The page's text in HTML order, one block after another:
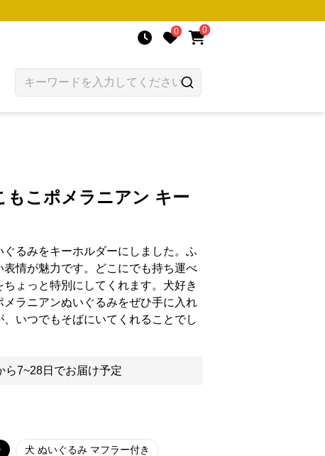
0 0
もこポメラニアン キー
るみをキーホルダーにしました。ふ
情が魅力です。どこにでも持ち運べ
ょっと特別にしてくれます。犬好き
ラニアンぬいぐるみをぜひ手に入れ
いつでもそばにいてくれることでし
ら7~28日でお届け予定
犬 ぬいぐるみ マフラー付き